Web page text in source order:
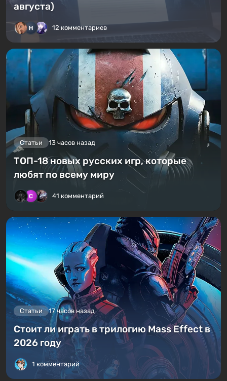
августа)
12 комментариев
Статьи 13 часов назад
ТОП-18 новых русских игр, которые
любят по всему миру
41 комментарий
Статьи 17 часов назад
Стоит ли играть в трилогию Mass Effect в
2026 году
1 комментарий